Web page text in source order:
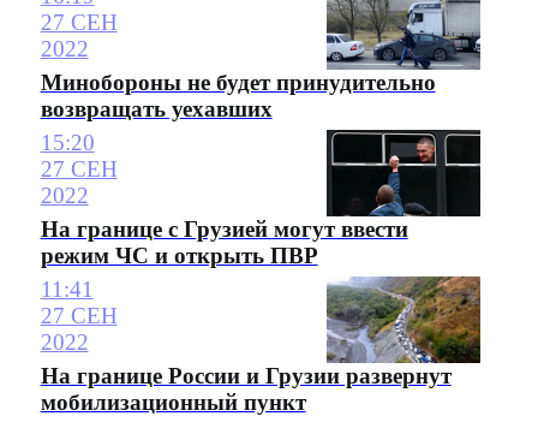
27 СЕН
2022
Минобороны не будет принудительно
возвращать уехавших
15:20
27 СЕН
2022
На границе с Грузией могут ввести
режим ЧС и открыть ПВР
11:41
27 СЕН
2022
На границе России и Грузии развернут
мобилизационный пункт